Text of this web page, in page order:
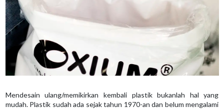
Mendesain ulang/memikirkan kembali plastik bukanlah hal yang
mudah. Plastik sudah ada sejak tahun 1970-an dan belum mengalami